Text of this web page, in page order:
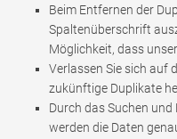
Beim Entfernen der
Spaltenüberschrift
Möglichkeit, dass
Verlassen Sie sich auf
zukünftige Duplikate
Durch das Suchen
werden die Daten